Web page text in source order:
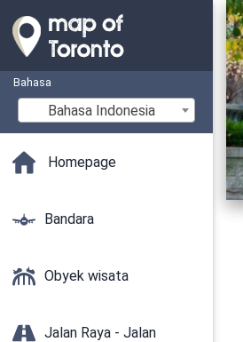
Bahasa
Bahasa Indonesia
Homepage
Bandara
Obyek wisata
Jalan Raya - Jalan